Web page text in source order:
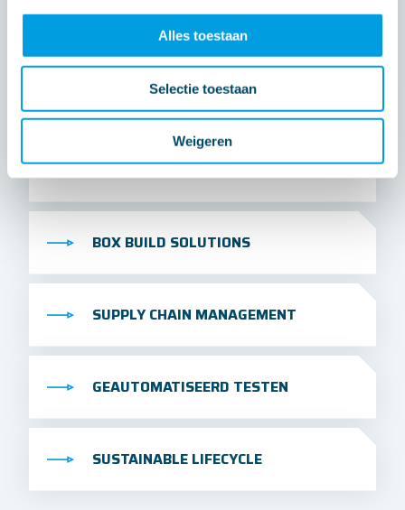
Alles toestaan
Selectie toestaan
Weigeren
RAPID PROTOTYPING
SERIEPRODUCTIE
BOX BUILD SOLUTIONS
SUPPLY CHAIN MANAGEMENT
GEAUTOMATISEERD TESTEN
SUSTAINABLE LIFECYCLE